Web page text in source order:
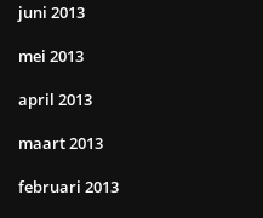
juni 2013
mei 2013
april 2013
maart 2013
februari 2013